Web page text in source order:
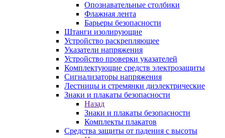
Опознавательные столбики
Флажная лента
Барьеры безопасности
Штанги изолирующие
Устройство раскрепляющее
Указатели напряжения
Устройство проверки указателей
Комплектующие средств электрозащиты
Сигнализаторы напряжения
Лестницы и стремянки диэлектрические
Знаки и плакаты безопасности
Назад
Знаки и плакаты безопасности
Комплекты плакатов
Средства защиты от падения с высоты